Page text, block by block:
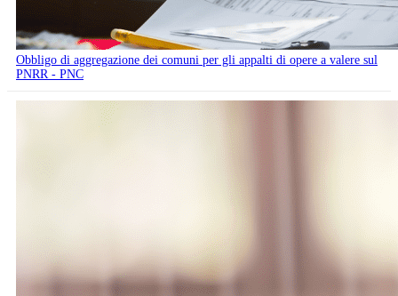
Obbligo di aggregazione dei comuni per gli appalti di opere a valere sul
PNRR - PNC